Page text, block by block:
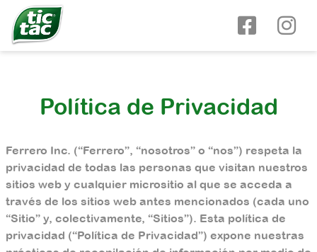
Skip to main content
Política de Privacidad
Ferrero Inc. (“Ferrero”, “nosotros” o “nos”) respeta la
privacidad de todas las personas que visitan nuestros
sitios web y cualquier micrositio al que se acceda a
través de los sitios web antes mencionados (cada uno
“Sitio” y, colectivamente, “Sitios”). Esta política de
privacidad (“Política de Privacidad”) expone nuestras